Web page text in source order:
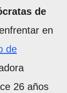
de
en
de
26 años